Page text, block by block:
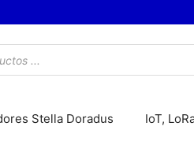
Stella Doradus IoT,